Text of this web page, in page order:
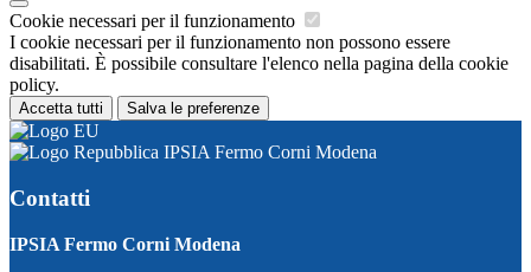
Cookie necessari per il funzionamento
I cookie necessari per il funzionamento non possono essere
disabilitati. È possibile consultare l'elenco nella pagina della cookie
policy.
Accetta tutti Salva le preferenze
IPSIA Fermo Corni Modena
Contatti
IPSIA Fermo Corni Modena